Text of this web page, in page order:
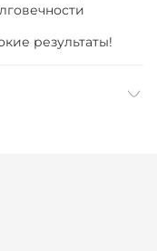
результаты!